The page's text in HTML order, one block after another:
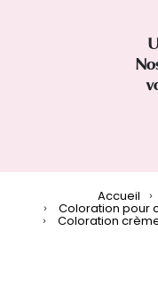
Accueil
Coloration pour
Coloration